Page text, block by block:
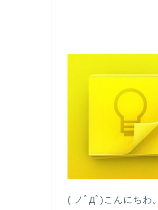
( ノﾟДﾟ)こんにちわ